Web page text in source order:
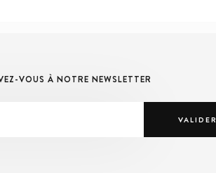
VOUS À NOTRE NEWSLETTER